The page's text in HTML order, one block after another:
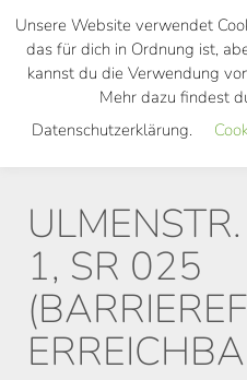
Skip
main
1, SR 025
Unsere Website verwendet
das für dich in Ordnung ist,
kannst du die Verwendung
Mehr dazu findest
Datenschutzerklärung.